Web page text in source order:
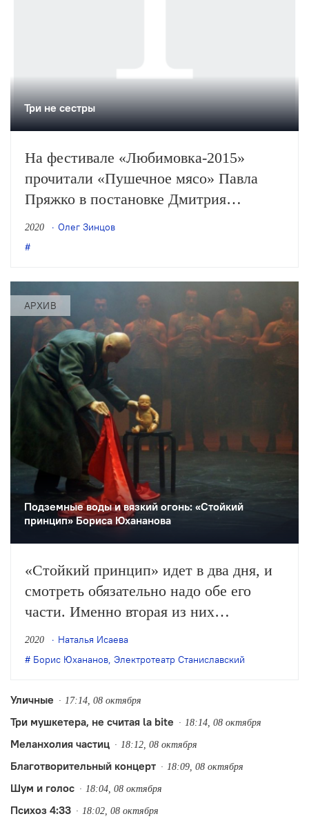
Три не сестры
На фестивале «Любимовка-2015»
прочитали «Пушечное мясо» Павла
Пряжко в постановке Дмитрия
Волкострелова – парадоксальный
пример того, как делать театр
2020 Олег Зинцов
АРХИВ
Подземные воды и вязкий огонь: «Стойкий
принцип» Бориса Юхананова
«Стойкий принцип» идет в два дня, и
смотреть обязательно надо обе его
части. Именно вторая из них
открывает подлинный смысл этого
спектакля, который лишь на очень
предбаннике васильевского
2020
Наталья Исаева
Борис Юхананов, Электротеатр Станиславский
Уличные 17:14, 08 октября
Три мушкетера, не считая la bite 18:14, 08 октября
Меланхолия частиц 18:12, 08 октября
Благотворительный концерт 18:09, 08 октября
Шум и голос 18:04, 08 октября
Психоз 4:33 18:02, 08 октября